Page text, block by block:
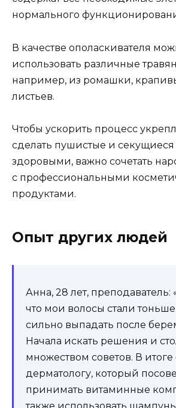
нормального
В качестве ополаскивателя
использовать различные
например, из ромашки,
листьев.
Чтобы ускорить процесс
сделать пушистые и
здоровыми, важно сочетать
с профессиональными
продуктами.
Опыт других людей
Анна, 28 лет, преподаватель:
что мои волосы стали
сильно выпадать после
Начала искать решения и
множеством советов. В итоге
дерматологу, который
принимать витаминные
также использовать